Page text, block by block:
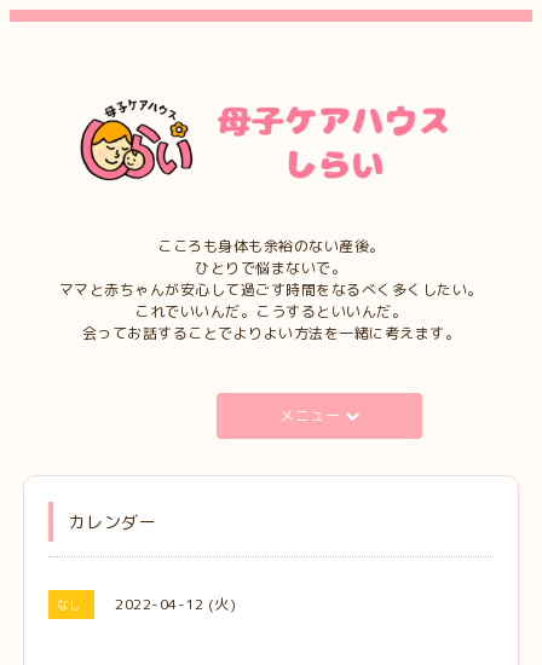
こころも身体も余裕のない産後。
ひとりで悩まないで。
ママと赤ちゃんが安心して過ごす時間をなるべく多くしたい。
これでいいんだ。こうするといいんだ。
会ってお話することでよりよい方法を一緒に考えます。
メニュー
カレンダー
なし 2022-04-12 (火)